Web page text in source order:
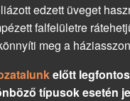
edzett üveget
falfelületre
meg a
előtt
típusok esetén